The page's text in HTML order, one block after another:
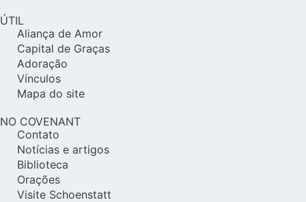
ÚTIL
Aliança de Amor
Capital de Graças
Adoração
Vínculos
Mapa do site
NO COVENANT
Contato
Notícias e artigos
Biblioteca
Orações
Visite Schoenstatt